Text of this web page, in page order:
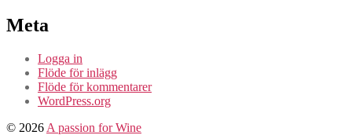
Meta
Logga in
Flöde för inlägg
Flöde för kommentarer
WordPress.org
© 2026 A passion for Wine